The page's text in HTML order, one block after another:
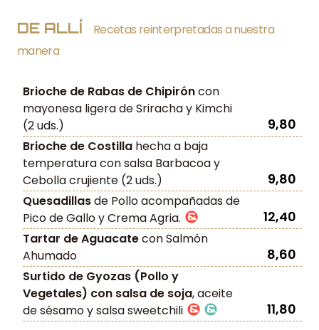
DE ALLÍ
Recetas reinterpretadas a nuestra
manera
Brioche de Rabas de Chipiróncon
mayonesa ligera de Sriracha y Kimchi
(2 uds.)
9,80
Brioche de Costilla hecha a baja
temperatura con salsa Barbacoa y
Cebolla crujiente (2 uds.)
9,80
Quesadillasde Pollo acompañadas de
Pico de Gallo y Crema Agria.
12,40
Tartar de Aguacatecon Salmón
Ahumado
8,60
Surtido de Gyozas (Pollo y
Vegetales) con salsa de soja, aceite
de sésamo y salsa sweetchili
11,80